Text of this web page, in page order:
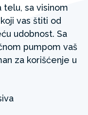
telu, sa visinom
vas štiti od
udobnost. Sa
pumpom vaš
za korišćenje u